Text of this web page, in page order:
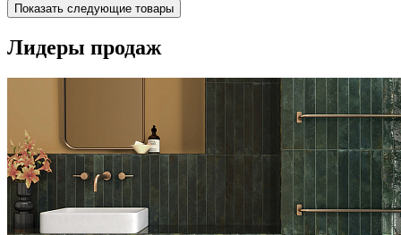
Показать следующие товары
Лидеры продаж